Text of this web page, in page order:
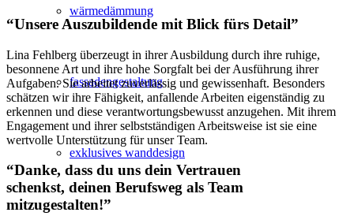
wärmedämmung
fassadengestaltung
exklusives wanddesign
“Unsere Auszubildende mit Blick fürs Detail”
Lina Fehlberg überzeugt in ihrer Ausbildung durch ihre ruhige,
besonnene Art und ihre hohe Sorgfalt bei der Ausführung ihrer
Aufgaben. Sie arbeitet zuverlässig und gewissenhaft. Besonders
schätzen wir ihre Fähigkeit, anfallende Arbeiten eigenständig zu
erkennen und diese verantwortungsbewusst anzugehen. Mit ihrem
Engagement und ihrer selbstständigen Arbeitsweise ist sie eine
wertvolle Unterstützung für unser Team.
“Danke, dass du uns dein Vertrauen
schenkst, deinen Berufsweg als Team
mitzugestalten!”